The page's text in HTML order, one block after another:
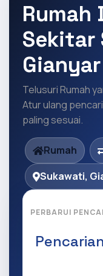
Rumah
Sekitar
Telusuri Rumah
Atur ulang
paling sesuai.
Rumah
Sukawati,
PERBARUI